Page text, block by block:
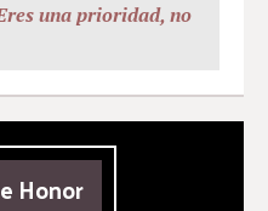
una prioridad, no
Honor